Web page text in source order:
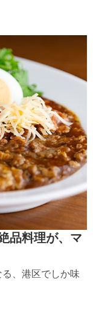
品料理が、マ
、港区でしか味